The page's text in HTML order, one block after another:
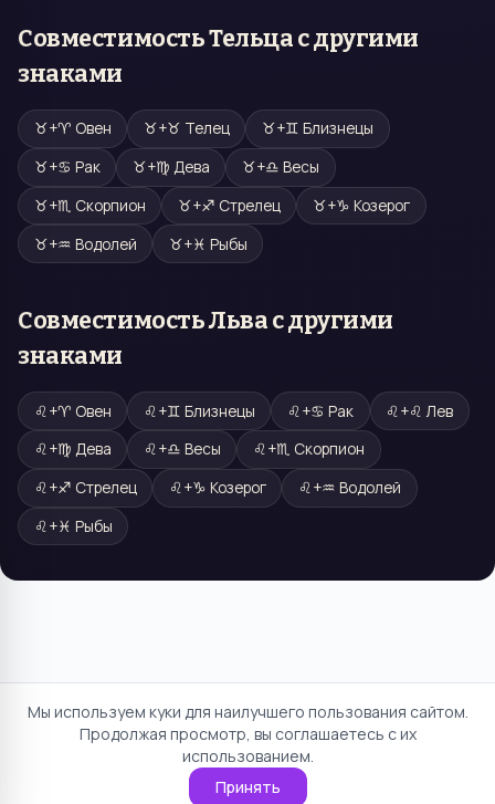
СовместимостьТельцас другими
знаками
♉+♈ Овен ♉+♉ Телец ♉+♊ Близнецы
♉+♋ Рак ♉+♍ Дева ♉+♎ Весы
♉+♏ Скорпион ♉+♐ Стрелец ♉+♑ Козерог
♉+♒ Водолей ♉+♓ Рыбы
СовместимостьЛьвас другими
знаками
♌+♈ Овен ♌+♊ Близнецы ♌+♋ Рак ♌+♌ Лев
♌+♍ Дева ♌+♎ Весы ♌+♏ Скорпион
♌+♐ Стрелец ♌+♑ Козерог ♌+♒ Водолей
♌+♓ Рыбы
Мы используем куки для наилучшего пользования сайтом.
Продолжая просмотр, вы соглашаетесь с их
использованием.
Принять